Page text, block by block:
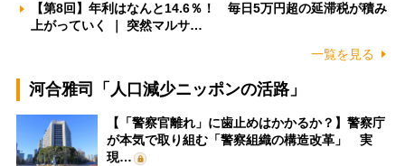
【第8回】年利はなんと14.6％！ 毎日5万円超の延滞税が積み
上がっていく ｜ 突然マルサ…
一覧を見る
河合雅司「人口減少ニッポンの活路」
【「警察官離れ」に歯止めはかかるか？】警察庁
が本気で取り組む「警察組織の構造改革」 実
現…